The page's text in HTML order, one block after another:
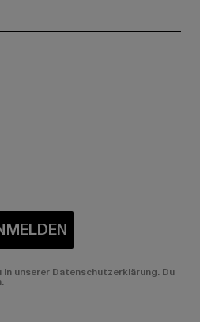
unserer Datenschutzerklärung. Du